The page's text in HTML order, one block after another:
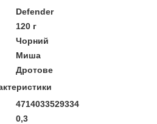
Defender
120 г
Чорний
Миша
Дротове
4714033529334
0,3